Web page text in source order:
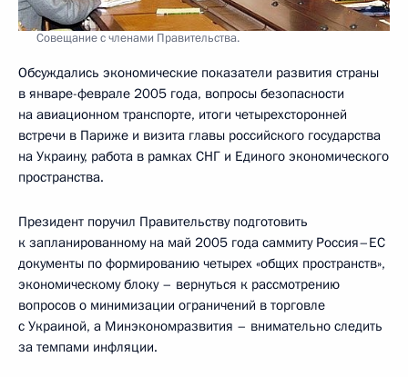
Совещание с членами Правительства.
Обсуждались экономические показатели развития страны
в январе-феврале 2005 года, вопросы безопасности
на авиационном транспорте, итоги четырехсторонней
встречи в Париже и визита главы российского государства
на Украину, работа в рамках СНГ и Единого экономического
пространства.
Президент поручил Правительству подготовить
к запланированному на май 2005 года саммиту Россия–ЕС
документы по формированию четырех «общих пространств»,
экономическому блоку – вернуться к рассмотрению
вопросов о минимизации ограничений в торговле
с Украиной, а Минэкономразвития – внимательно следить
за темпами инфляции.